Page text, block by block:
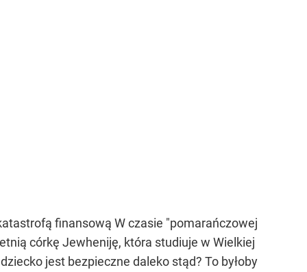
finansową W czasie "pomarańczowej
córkę Jewheniję, która studiuje w Wielkiej
jest bezpieczne daleko stąd? To byłoby